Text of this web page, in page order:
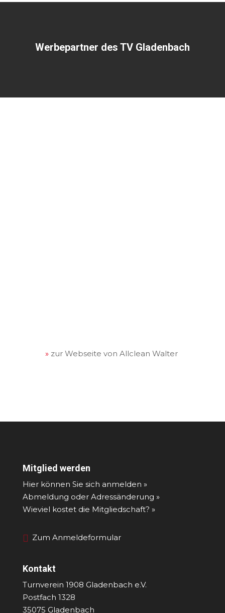
Werbepartner des TV Gladenbach
zur Webseite von Allclean Walter
Mitglied werden
Hier können Sie sich anmelden »
Abmeldung oder Adressänderung »
Wieviel kostet die Mitgliedschaft? »
Zum Anmeldeformular
Kontakt
Turnverein 1908 Gladenbach e.V.
Postfach 1328
35075 Gladenbach